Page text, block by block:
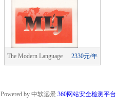
2330元/年
The Modern Language
Powered by 中软远景 360网站安全检测平台